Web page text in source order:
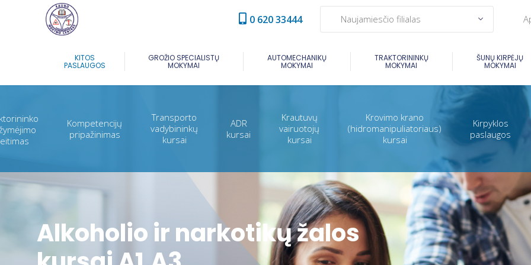
0 620 33444 Naujamiesčio filialas
KITOS
PASLAUGOS
Kompetencijų
pripažinimas
Transporto
vadybininkų
kursai
ADR
kursai
Krautuvų
vairuotojų
kursai
Krovimo krano
(hidromanipuliatoriaus)
kursai
Kirpyklos
paslaugos
GROŽIO SPECIALISTŲ
MOKYMAI
AUTOMECHANIKŲ
MOKYMAI
TRAKTORININKŲ
MOKYMAI
ŠUNŲ KIRPĖJŲ
MOKYMAI
Alkoholio ir narkotikų žalos